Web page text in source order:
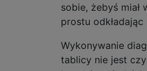
sobie, żebyś miał
prostu odkładając
Wykonywanie
tablicy nie jest